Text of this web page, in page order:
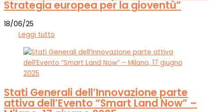
Strategia europea per la gioventù”
18/06/25
Leggi tutto
Stati Generali dell’Innovazione parte
attiva dell’Evento “Smart Land Now” –